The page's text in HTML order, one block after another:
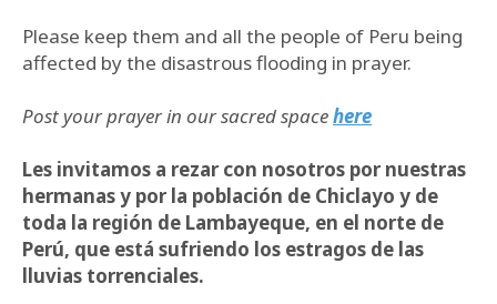
Please keep them and all the people of Peru being
affected by the disastrous flooding in prayer.
Post your prayer in our sacred spacehere
Les invitamos a rezar con nosotros por nuestras
hermanas y por la población de Chiclayo y de
toda la región de Lambayeque, en el norte de
Perú, que está sufriendo los estragos de las
lluvias torrenciales.